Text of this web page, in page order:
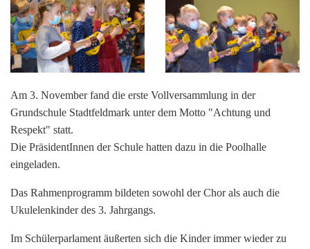
Am 3. November fand die erste Vollversammlung in der
Grundschule Stadtfeldmark unter dem Motto "Achtung und
Respekt" statt.
Die PräsidentInnen der Schule hatten dazu in die Poolhalle
eingeladen.
Das Rahmenprogramm bildeten sowohl der Chor als auch die
Ukulelenkinder des 3. Jahrgangs.
Im Schülerparlament äußerten sich die Kinder immer wieder zu